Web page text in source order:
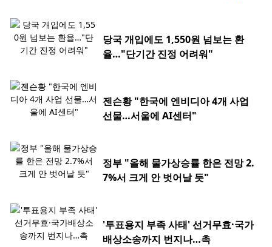
당국 개입에도 1,550원 넘보는 환
율…"단기간 진정 어려워"
젠슨황 "한국에 엔비디아 4개 사업
선물…서울에 AI센터"
정부 "올해 물가상승률 한은 전망 2.
7%서 크게 안 벗어날 듯"
'투표용지 부족 사태' 선거무효·국가
배상소송까지 번지나…촉